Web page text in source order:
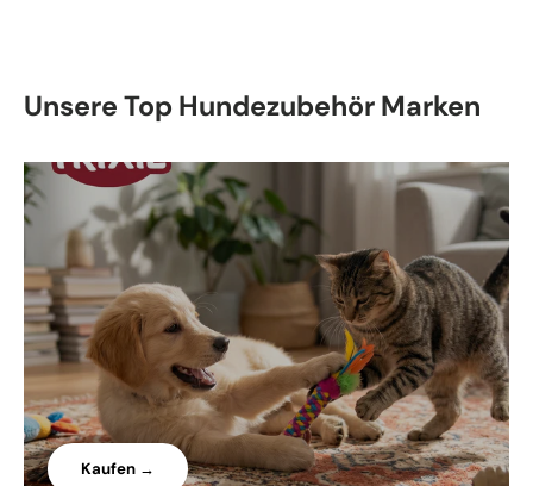
Unsere Top Hundezubehör Marken
Kaufen →